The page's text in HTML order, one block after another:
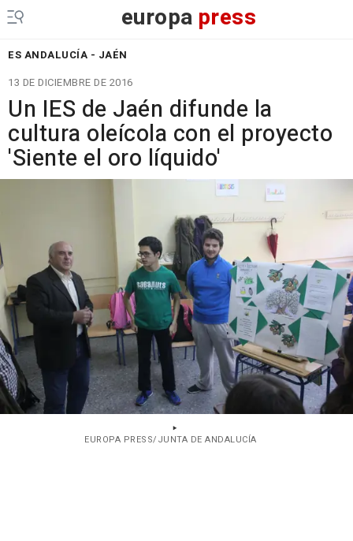
europa press
ES ANDALUCÍA - JAÉN
13 DE DICIEMBRE DE 2016
Un IES de Jaén difunde la
cultura oleícola con el proyecto
'Siente el oro líquido'
EUROPA PRESS/JUNTA DE ANDALUCÍA